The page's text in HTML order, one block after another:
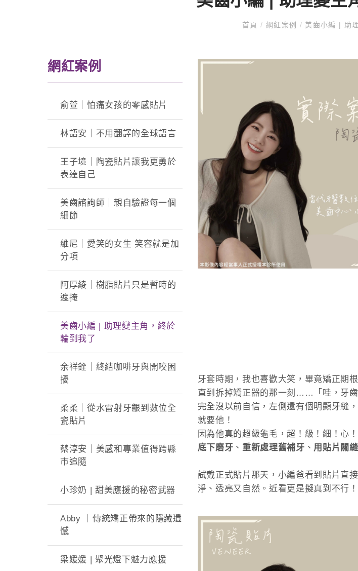
首頁/ 網紅案例 / 美齒小編 | 助
網紅案例
俞萱｜怕痛女孩的零感貼片
林語安｜不用翻譯的全球語言
王子境｜陶瓷貼片讓我更勇於
表達自己
美齒諮詢師｜親自驗證每一個
細節
維尼｜愛笑的女生 笑容就是加
分項
阿厚綾｜樹脂貼片只是暫時的
遮掩
美齒小編 | 助理變主角，終於
輪到我了
余祥銓｜終結咖啡牙與開咬困
擾
柔柔｜從水雷射牙齦到數位全
瓷貼片
蔡淳安｜美感和專業值得跨縣
市追隨
小珍奶 | 甜美應援的秘密武器
Abby ｜傳統矯正帶來的隱藏遺
憾
梁媛媛 | 聚光燈下魅力應援
牙套時期，我也喜歡大笑，畢竟矯正期
直到拆掉矯正器的那一刻……「哇，牙
完全沒以前自信，左側還有個明顯牙縫
就要他！
因為他真的超級龜毛，超！級！細！心
底下磨牙 、 重新處理舊補牙 、 用貼片關縫
試戴正式貼片那天，小編爸看到貼片直
淨、透亮又自然。近看更是擬真到不行！